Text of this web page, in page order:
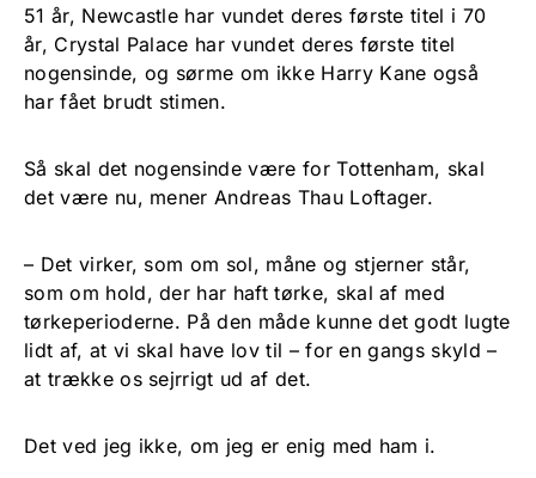
51 år, Newcastle har vundet deres første titel i 70
år, Crystal Palace har vundet deres første titel
nogensinde, og sørme om ikke Harry Kane også
har fået brudt stimen.
Så skal det nogensinde være for Tottenham, skal
det være nu, mener Andreas Thau Loftager.
– Det virker, som om sol, måne og stjerner står,
som om hold, der har haft tørke, skal af med
tørkeperioderne. På den måde kunne det godt lugte
lidt af, at vi skal have lov til – for en gangs skyld –
at trække os sejrrigt ud af det.
Det ved jeg ikke, om jeg er enig med ham i.